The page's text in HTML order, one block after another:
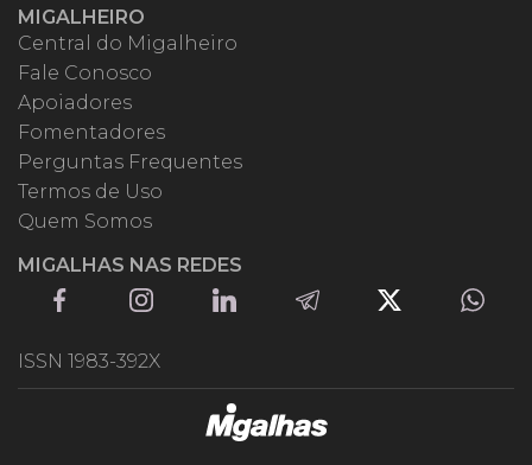
MIGALHEIRO
Central do Migalheiro
Fale Conosco
Apoiadores
Fomentadores
Perguntas Frequentes
Termos de Uso
Quem Somos
MIGALHAS NAS REDES
ISSN 1983-392X